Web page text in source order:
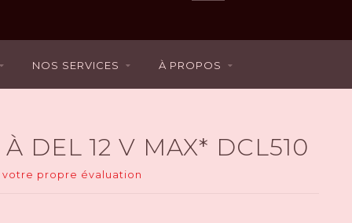
et
pour
sélectionner
Appuyez
NOS SERVICES À PROPOS
DEL 12 V MAX* DCL510
votre propre évaluation